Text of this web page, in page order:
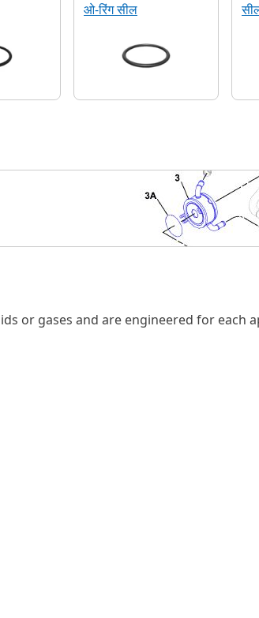
ओ-रिंग सील
or gases and are engineered for each